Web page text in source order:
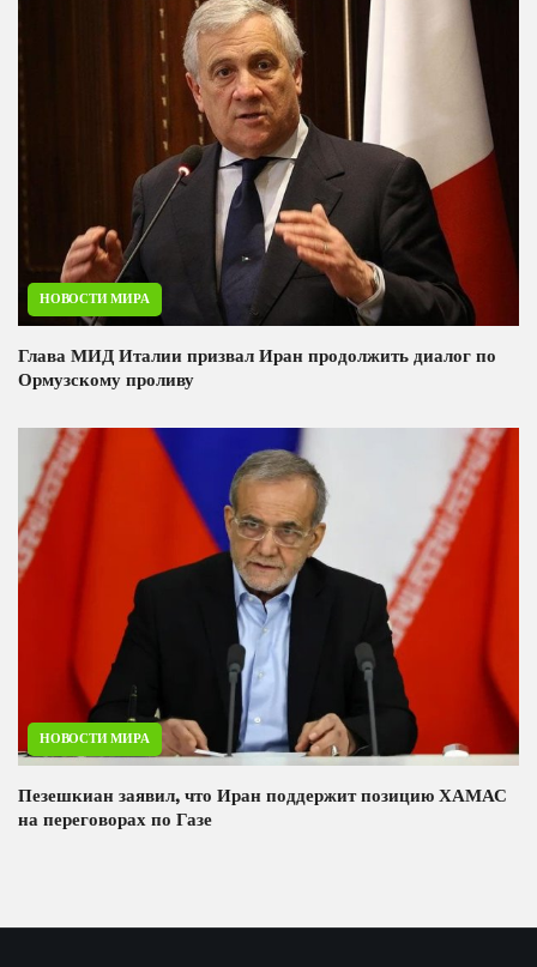
НОВОСТИ МИРА
Глава МИД Италии призвал Иран продолжить диалог по
Ормузскому проливу
НОВОСТИ МИРА
Пезешкиан заявил, что Иран поддержит позицию ХАМАС
на переговорах по Газе